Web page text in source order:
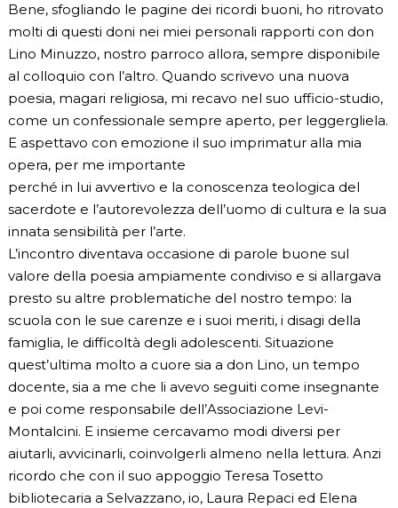
Bene, sfogliando le pagine dei ricordi buoni, ho ritrovato
molti di questi doni nei miei personali rapporti con don
Lino Minuzzo, nostro parroco allora, sempre disponibile
al colloquio con l’altro. Quando scrivevo una nuova
poesia, magari religiosa, mi recavo nel suo ufficio-studio,
come un confessionale sempre aperto, per leggergliela.
E aspettavo con emozione il suo imprimatur alla mia
opera, per me importante
perché in lui avvertivo e la conoscenza teologica del
sacerdote e l’autorevolezza dell’uomo di cultura e la sua
innata sensibilità per l’arte.
L’incontro diventava occasione di parole buone sul
valore della poesia ampiamente condiviso e si allargava
presto su altre problematiche del nostro tempo: la
scuola con le sue carenze e i suoi meriti, i disagi della
famiglia, le difficoltà degli adolescenti. Situazione
quest’ultima molto a cuore sia a don Lino, un tempo
docente, sia a me che li avevo seguiti come insegnante
e poi come responsabile dell’Associazione Levi-
Montalcini. E insieme cercavamo modi diversi per
aiutarli, avvicinarli, coinvolgerli almeno nella lettura. Anzi
ricordo che con il suo appoggio Teresa Tosetto
bibliotecaria a Selvazzano, io, Laura Repaci ed Elena